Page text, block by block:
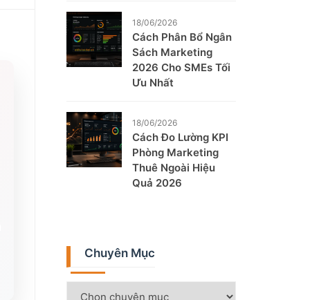
18/06/2026
Cách Phân Bổ Ngân
Sách Marketing
2026 Cho SMEs Tối
Ưu Nhất
18/06/2026
Cách Đo Lường KPI
Phòng Marketing
Thuê Ngoài Hiệu
Quả 2026
Chuyên Mục